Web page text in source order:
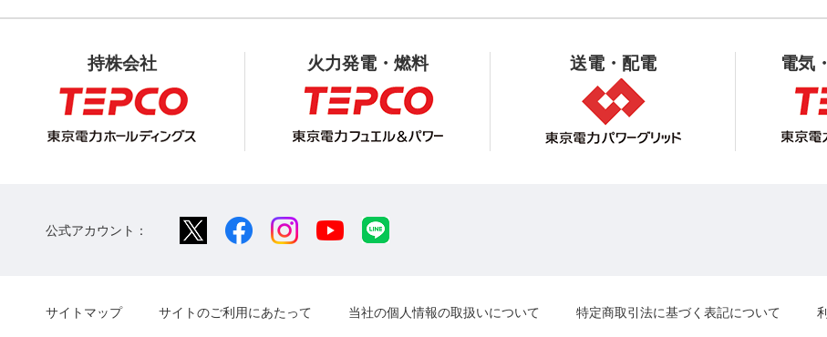
持株会社 火力発電・燃料 送電・配電 電気
公式アカウント：
サイトマップ サイトのご利用にあたって 当社の個人情報の取扱いについて 特定商取引法に基づく表記について